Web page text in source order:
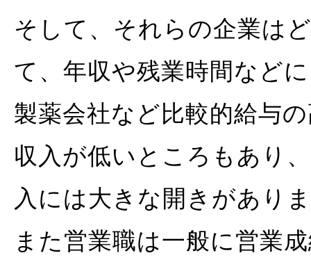
そして、それらの企業は
て、年収や残業時間など
製薬会社など比較的給与
収入が低いところもあり
入には大きな開きがあり
また営業職は一般に営業